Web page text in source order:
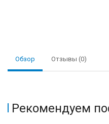
Обзор Отзывы (0)
Рекомендуем